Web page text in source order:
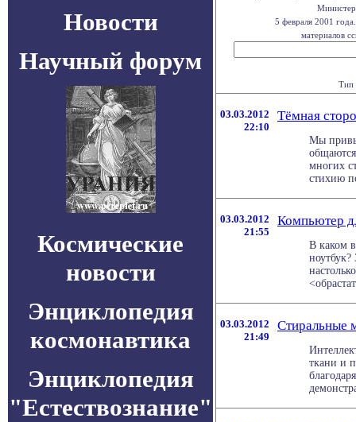
Новости
Научный форум
Космические
новости
Энциклопедия
космонавтика
Энциклопедия
"Естествознание"
5 февраля 2001
материалов
Тип
03.03.2012
22:10
Тёмная
Мы
многих
стихию
03.03.2012
21:55
Компьютер
В каком
ноутбук?
03.03.2012
21:49
Стиральные
ткани и